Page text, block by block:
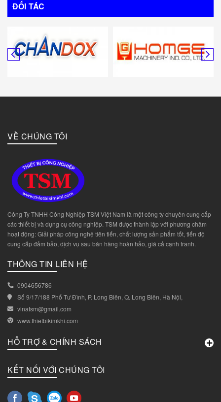
ĐỐI TÁC
VỀ CHÚNG TÔI
Công Ty TNHH Công Nghiệp TSM Việt Nam là một công ty chuyên cung cấp
các thiết bị và dụng cụ công nghiệp. TSM được thành lập với phương châm
hoạt động: Giải pháp công nghệ tiên tiến, chất lượng sản phẩm tốt, tiến độ
cung cấp đảm bảo, dịch vụ sau bán hàng hoàn hảo, giá cả cạnh tranh.
THÔNG TIN LIÊN HỆ
0904656786
Số 9/17/188 Phố Tư Đình, P. Long Biên, Q. Long Biên, Hà Nội,
vinatsm@gmail.com
www.thietbikimkhi.com
HỖ TRỢ & CHÍNH SÁCH
KẾT NỐI VỚI CHÚNG TÔI